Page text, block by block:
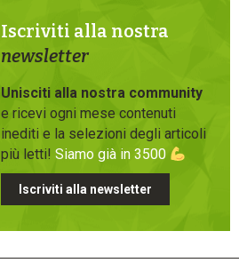
Iscriviti alla nostra
newsletter
Unisciti alla nostra community
e ricevi ogni mese contenuti
inediti e la selezioni degli articoli
più letti! Siamo già in 3500
Iscriviti alla newsletter